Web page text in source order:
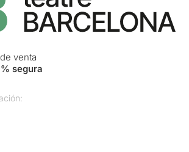
venta
segura